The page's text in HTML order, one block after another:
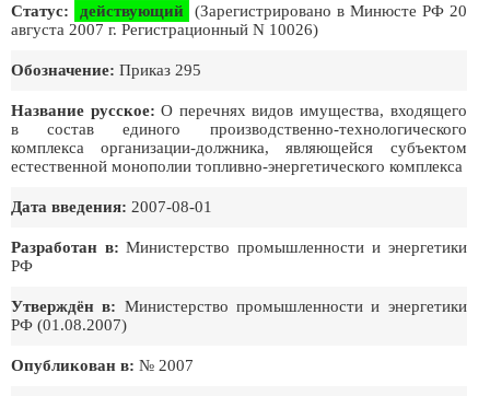
Статус: действующий
(Зарегистрировано в Минюсте РФ 20
августа 2007 г. Регистрационный N 10026)
Обозначение: Приказ 295
Название русское: О перечнях видов имущества, входящего
в состав единого производственно-технологического
комплекса организации-должника, являющейся субъектом
естественной монополии топливно-энергетического комплекса
Дата введения: 2007-08-01
Разработан в: Министерство промышленности и энергетики
РФ
Утверждён в: Министерство промышленности и энергетики
РФ (01.08.2007)
Опубликован в: № 2007